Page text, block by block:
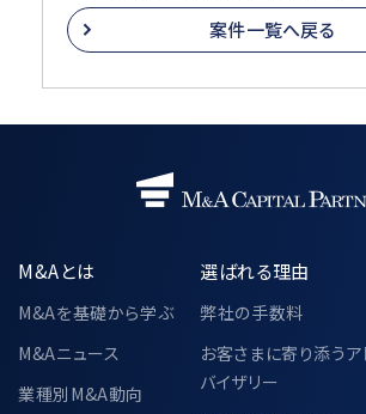
案件一覧へ戻る
M&Aとは
M&Aを基礎から学ぶ
M&Aニュース
業種別M&A動向
選ばれる理由
弊社の手数料
お客さまに寄り添うア
バイザリー